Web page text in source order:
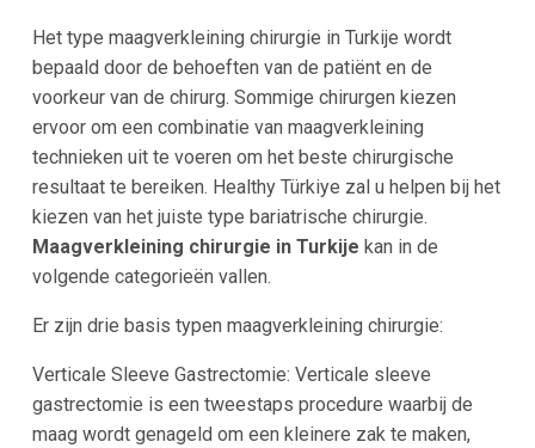
Het type maagverkleining chirurgie in Turkije wordt
bepaald door de behoeften van de patiënt en de
voorkeur van de chirurg. Sommige chirurgen kiezen
ervoor om een combinatie van maagverkleining
technieken uit te voeren om het beste chirurgische
resultaat te bereiken. Healthy Türkiye zal u helpen bij het
kiezen van het juiste type bariatrische chirurgie.
Maagverkleining chirurgie in Turkije kan in de
volgende categorieën vallen.
Er zijn drie basis typen maagverkleining chirurgie:
Verticale Sleeve Gastrectomie: Verticale sleeve
gastrectomie is een tweestaps procedure waarbij de
maag wordt genageld om een kleinere zak te maken,